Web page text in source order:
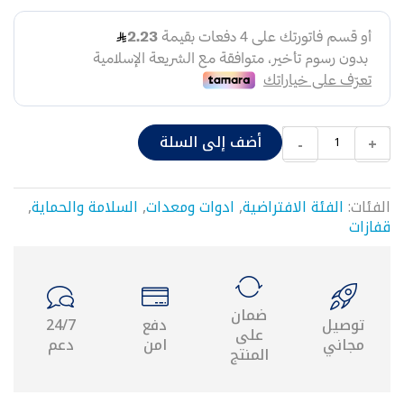
شد
وصل
قسامات
نقاص
حراري
٢٥
موصل
حراري
محبس
مدمج
محبس
نقاص
- + أضف إلى السلة
الفئات:الفئة الافتراضية,ادوات ومعدات,السلامة والحماية,
قفازات
توصيل
مجاني
ضمان
على
المنتج
دفع
امن
24/7
دعم